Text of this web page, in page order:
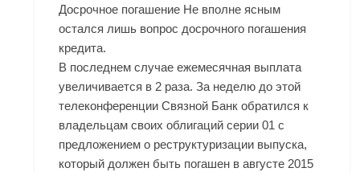
Досрочное погашение Не вполне ясным
остался лишь вопрос досрочного погашения
кредита.
В последнем случае ежемесячная выплата
увеличивается в 2 раза. За неделю до этой
телеконференции Связной Банк обратился к
владельцам своих облигаций серии 01 с
предложением о реструктуризации выпуска,
который должен быть погашен в августе 2015